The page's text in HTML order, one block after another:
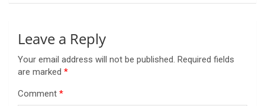
Leave a Reply
Your email address will not be published. Required fields
are marked *
Comment *